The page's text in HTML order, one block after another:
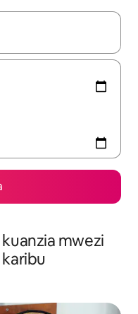
kwa kutumia vitufe vya
mwezi